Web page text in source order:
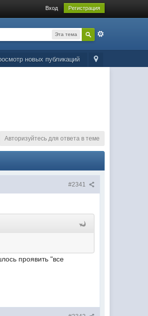
Вход Регистрация
Эта тема
новых публикаций
Авторизуйтесь для ответа в теме
#2341
проявить "все